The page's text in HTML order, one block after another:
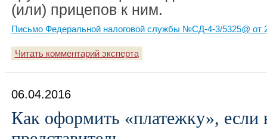
(или) прицепов к ним.
Письмо Федеральной налоговой службы №СД-4-3/5325@ от
Читать комментарий эксперта
06.04.2016
Как оформить «платежку», если